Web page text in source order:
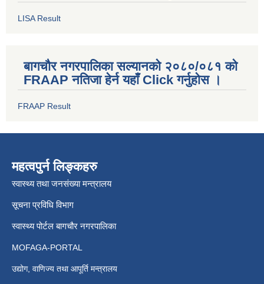
LISA Result
बागचौर नगरपालिका सल्यानको २०८०/०८१ को
FRAAP नतिजा हेर्न यहाँ Click गर्नुहोस ।
FRAAP Result
महत्वपुर्न लिङ्कहरु
स्वास्थ्य तथा जनसंख्या मन्त्रालय
सूचना प्रविधि विभाग
स्वास्थ्य पोर्टल बागचौर नगरपालिका
MOFAGA-PORTAL
उद्योग, वाणिज्य तथा आपूर्ति मन्त्रालय